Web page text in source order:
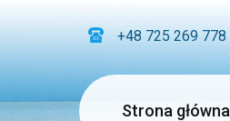
+48 725 269 778
Strona główna